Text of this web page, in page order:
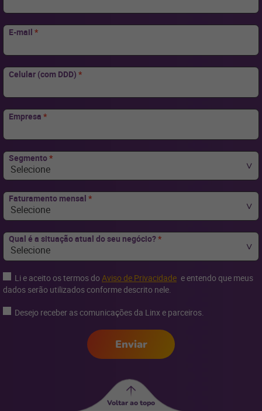
E-mail *
Celular (com DDD) *
Empresa *
Segmento*
Selecione
Faturamento mensal *
Selecione
Qual é a situação atual do seu negócio?*
Selecione
Li e aceito os termos doAviso de Privacidade e entendo que meus
dados serão utilizados conforme descrito nele.
Desejo receber as comunicações da Linx e parceiros.
Enviar
Voltar ao topo